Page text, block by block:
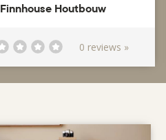
Finnhouse Houtbouw
0 reviews »